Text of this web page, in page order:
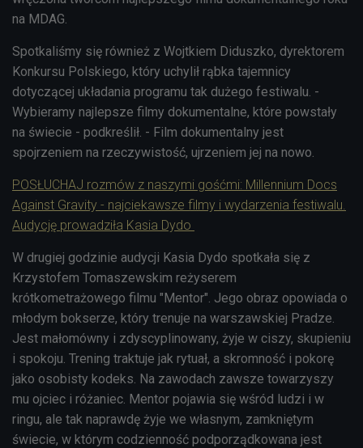
na MDAG.
Spotkaliśmy się również z Wojtkiem Diduszko, dyrektorem
Konkursu Polskiego, który uchylił rąbka tajemnicy
dotyczącej układania programu tak dużego festiwalu. -
Wybieramy najlepsze filmy dokumentalne, które powstały
na świecie - podkreślił. - Film dokumentalny jest
spojrzeniem na rzeczywistość, ujrzeniem jej na nowo.
POSŁUCHAJ rozmów z naszymi gośćmi: Millennium Docs
Against Gravity - najciekawsze filmy i wydarzenia festiwalu.
Audycję prowadziła Kasia Dydo
W drugiej godzinie audycji Kasia Dydo spotkała się z
Krzystofem Tomaszewskim reżyserem
krótkometrażowego filmu "Mentor". Jego obraz opowiada o
młodym bokserze, który trenuje na warszawskiej Pradze.
Jest małomówny i zdyscyplinowany, żyje w ciszy, skupieniu
i spokoju. Trening traktuje jak rytuał, a skromność i pokorę
jako osobisty kodeks. Na zawodach zawsze towarzyszy
mu ojciec i różaniec. Mentor pojawia się wśród ludzi i w
ringu, ale tak naprawdę żyje we własnym, zamkniętym
świecie, w którym codzienność podporządkowana jest